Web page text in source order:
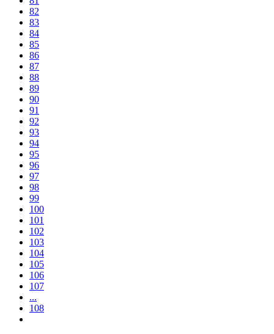
82
83
84
85
86
87
88
89
90
91
92
93
94
95
96
97
98
99
100
101
102
103
104
105
106
107
...
108